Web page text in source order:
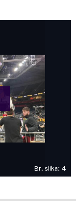
Br. slika: 4